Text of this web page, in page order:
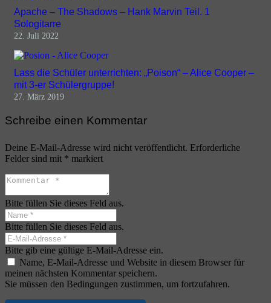
Apache – The Shadows – Hank Marvin Teil. 1
Sologitarre
22. Juli 2022
Lass die Schüler unterrichten: „Poison“ – Alice Cooper –
mit 3-er Schülergruppe!
27. März 2019
Schreibe einen Kommentar
Deine E-Mail-Adresse wird nicht veröffentlicht. Erforderliche
Felder sind mit * markiert
Bitte füllen Sie dieses Feld aus.
Bitte füllen Sie dieses Feld aus.
Bitte gib eine gültige E-Mail-Adresse ein.
Name, E-Mail-Adresse und Website in diesem Browser für
meinen nächsten Kommentar speichern.
Sie müssen den Bedingungen zustimmen, um fortzufahren.